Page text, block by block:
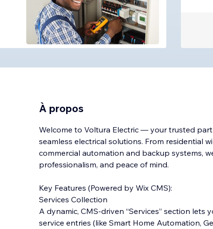
À propos
Welcome to Voltura Electric — your trusted
seamless electrical solutions. From residential
commercial automation and backup systems,
professionalism, and peace of mind.
Key Features (Powered by Wix CMS):
Services Collection
A dynamic, CMS-driven “Services” section lets
service entries (like Smart Home Automation,